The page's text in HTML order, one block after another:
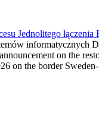
Jednolitego
informatycznych
on the
on the border